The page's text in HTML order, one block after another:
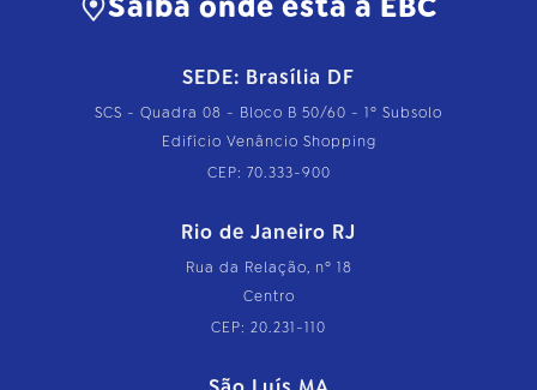
SEDE: Brasília DF
SCS - Quadra 08 - Bloco B 50/60 - 1º Subsolo
Edifício Venâncio Shopping
CEP: 70.333-900
Rio de Janeiro RJ
Rua da Relação, nº 18
Centro
CEP: 20.231-110